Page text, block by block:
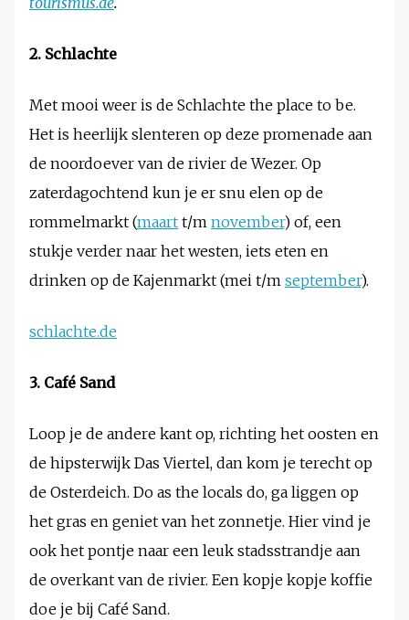
2. Schlachte
Met mooi weer is de Schlachte the place to be.
Het is heerlijk slenteren op deze promenade aan
de noordoever van de rivier de Wezer. Op
zaterdagochtend kun je er snu elen op de
rommelmarkt (maart t/m november) of, een
stukje verder naar het westen, iets eten en
drinken op de Kajenmarkt (mei t/m september).
schlachte.de
3. Café Sand
Loop je de andere kant op, richting het oosten en
de hipsterwijk Das Viertel, dan kom je terecht op
de Osterdeich. Do as the locals do, ga liggen op
het gras en geniet van het zonnetje. Hier vind je
ook het pontje naar een leuk stadsstrandje aan
de overkant van de rivier. Een kopje kopje koffie
doe je bij Café Sand.